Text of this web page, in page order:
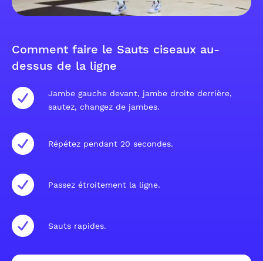
Comment faire le Sauts ciseaux au-
dessus de la ligne
Jambe gauche devant, jambe droite derrière,
sautez, changez de jambes.
Répétez pendant 20 secondes.
Passez étroitement la ligne.
Sauts rapides.